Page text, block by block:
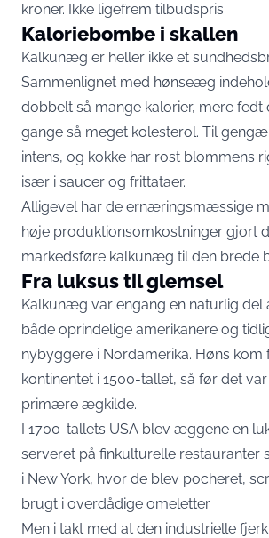
kroner. Ikke ligefrem tilbudspris.
Kaloriebombe i skallen
Kalkunæg er heller ikke et
Sammenlignet med hønseæg
dobbelt så mange kalorier, mere fedt
gange så meget kolesterol. Til
intens, og kokke har rost blommens
især i saucer og frittataer.
Alligevel har de ernæringsmæssige
høje produktionsomkostninger gjort
markedsføre kalkunæg til den brede
Fra luksus til glemsel
Kalkunæg var engang en naturlig del
både oprindelige amerikanere og
nybyggere i Nordamerika. Høns kom
kontinentet i 1500-tallet, så før det
primære ægkilde.
I 1700-tallets USA blev æggene en
serveret på finkulturelle restauranter
i New York, hvor de blev pocheret,
brugt i overdådige omeletter.
Men i takt med at den industrielle